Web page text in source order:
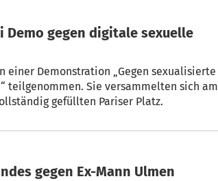
Demo gegen digitale sexuelle
einer Demonstration „Gegen sexualisierte
Sie versammelten sich am
gefüllten Pariser Platz.
gegen Ex-Mann Ulmen